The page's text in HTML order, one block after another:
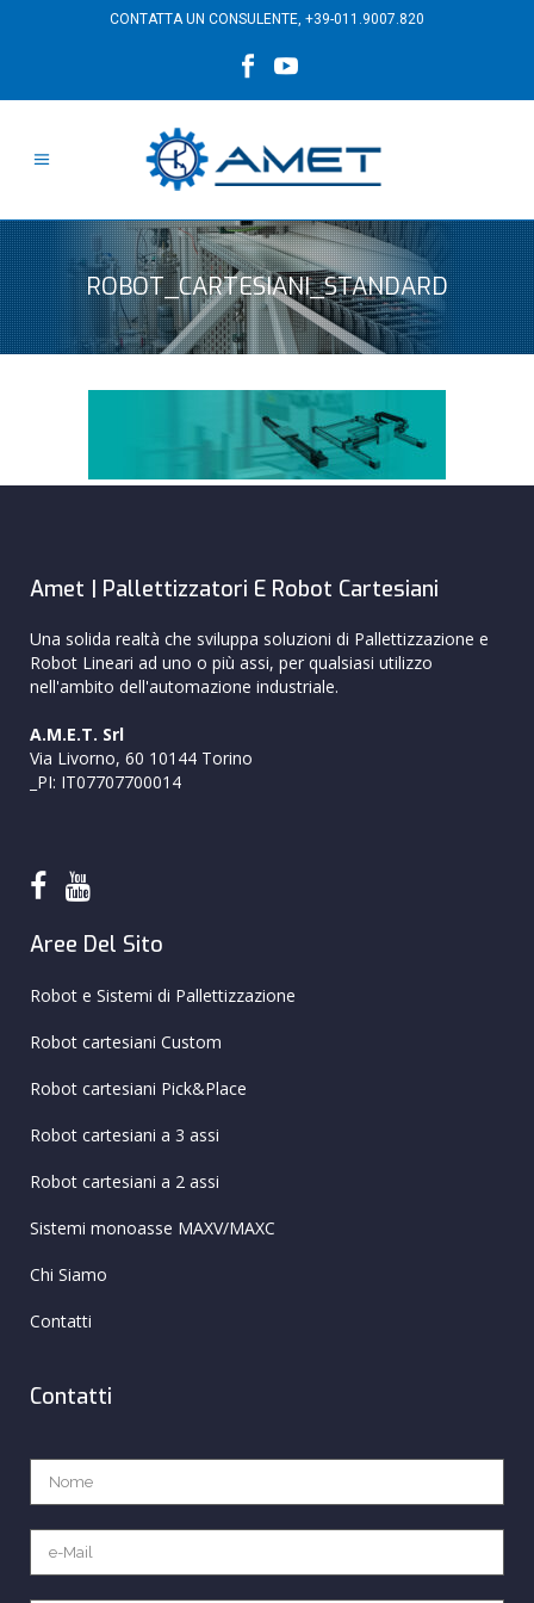
CONTATTA UN CONSULENTE, +39-011.9007.820
ROBOT_CARTESIANI_STANDARD
Amet | Pallettizzatori E Robot Cartesiani
Una solida realtà che sviluppa soluzioni di Pallettizzazione e
Robot Lineari ad uno o più assi, per qualsiasi utilizzo
nell'ambito dell'automazione industriale.
A.M.E.T. Srl
Via Livorno, 60 10144 Torino
_PI: IT07707700014
Aree Del Sito
Robot e Sistemi di Pallettizzazione
Robot cartesiani Custom
Robot cartesiani Pick&Place
Robot cartesiani a 3 assi
Robot cartesiani a 2 assi
Sistemi monoasse MAXV/MAXC
Chi Siamo
Contatti
Contatti